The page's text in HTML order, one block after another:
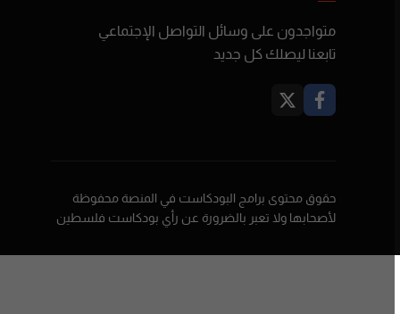
متواجدون على وسائل التواصل الإجتماعي
تابعنا ليصلك كل جديد
حقوق محتوى برامج البودكاست في المنصة محفوظة
لأصحابها ولا تعبر بالضرورة عن رأي بودكاست فلسطين